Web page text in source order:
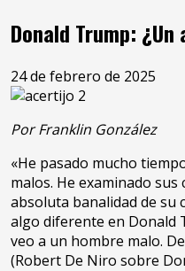
Donald Trump:
24 de febrero de 2025
Por Franklin González
«He pasado mucho
malos. He examinado
absoluta banalidad de su
algo diferente en Donald
veo a un hombre malo.
(Robert De Niro sobre